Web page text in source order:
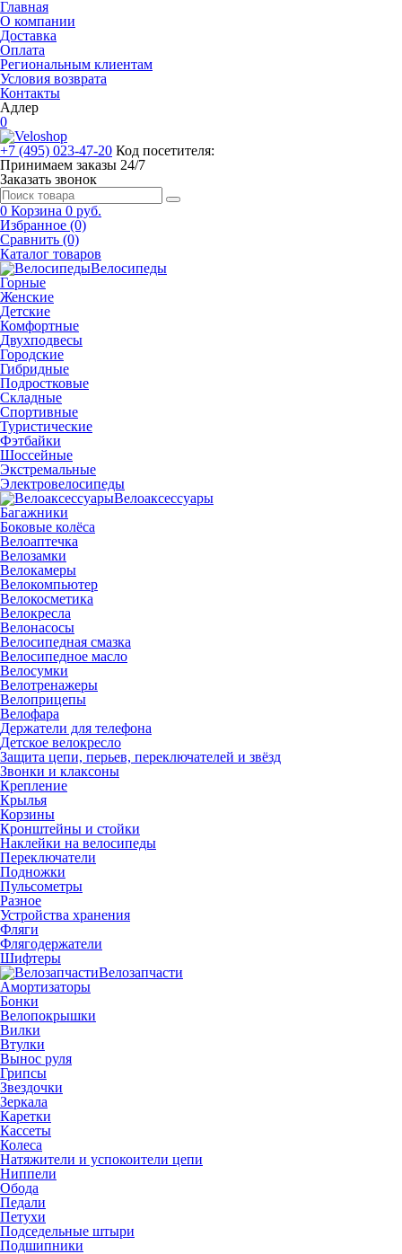
Главная
О компании
Доставка
Оплата
Региональным клиентам
Условия возврата
Контакты
Адлер
0
+7 (495) 023-47-20 Код посетителя:
Принимаем заказы 24/7
Заказать звонок
0 Корзина 0 руб.
Избранное (0)
Сравнить (0)
Каталог товаров
Велосипеды
Горные
Женские
Детские
Комфортные
Двухподвесы
Городские
Гибридные
Подростковые
Складные
Спортивные
Туристические
Фэтбайки
Шоссейные
Экстремальные
Электровелосипеды
Велоаксессуары
Багажники
Боковые колёса
Велоаптечка
Велозамки
Велокамеры
Велокомпьютер
Велокосметика
Велокресла
Велонасосы
Велосипедная смазка
Велосипедное масло
Велосумки
Велотренажеры
Велоприцепы
Велофара
Держатели для телефона
Детское велокресло
Защита цепи, перьев, переключателей и звёзд
Звонки и клаксоны
Крепление
Крылья
Корзины
Кронштейны и стойки
Наклейки на велосипеды
Переключатели
Подножки
Пульсометры
Разное
Устройства хранения
Фляги
Флягодержатели
Шифтеры
Велозапчасти
Амортизаторы
Бонки
Велопокрышки
Вилки
Втулки
Вынос руля
Грипсы
Звездочки
Зеркала
Каретки
Кассеты
Колеса
Натяжители и успокоители цепи
Ниппели
Обода
Педали
Петухи
Подседельные штыри
Подшипники